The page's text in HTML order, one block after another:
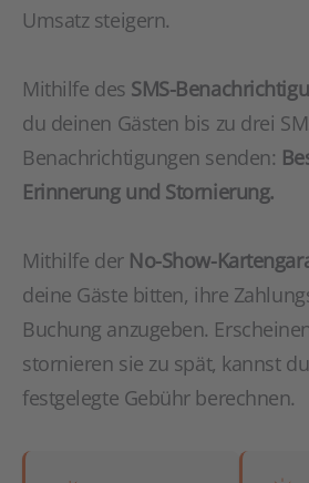
Umsatz steigern.
Mithilfe des SMS-
du deinen Gästen bis zu drei
Benachrichtigungen senden:
Erinnerung und Stornierung.
Mithilfe der No-Show-
deine Gäste bitten, ihre
Buchung anzugeben.
stornieren sie zu spät, kannst
festgelegte Gebühr berechnen.